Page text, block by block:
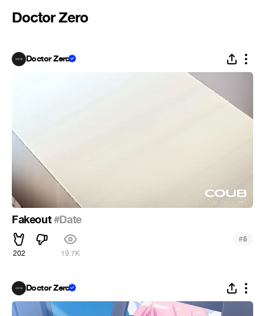
Doctor Zero
Doctor Zero
Fakeout#Date
202 19.7K
#5
Doctor Zero